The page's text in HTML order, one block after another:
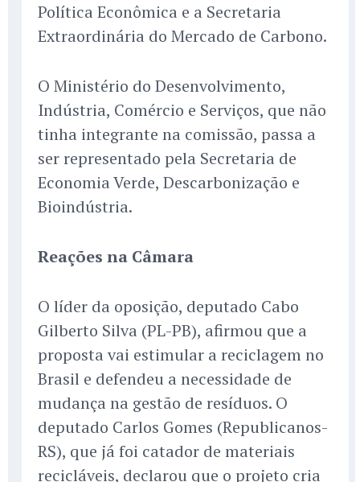
Política Econômica e a Secretaria
Extraordinária do Mercado de Carbono.
O Ministério do Desenvolvimento,
Indústria, Comércio e Serviços, que não
tinha integrante na comissão, passa a
ser representado pela Secretaria de
Economia Verde, Descarbonização e
Bioindústria.
Reações na Câmara
O líder da oposição, deputado Cabo
Gilberto Silva (PL-PB), afirmou que a
proposta vai estimular a reciclagem no
Brasil e defendeu a necessidade de
mudança na gestão de resíduos. O
deputado Carlos Gomes (Republicanos-
RS), que já foi catador de materiais
recicláveis, declarou que o projeto cria